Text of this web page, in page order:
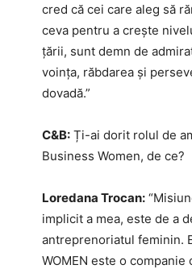
cred că cei care aleg să
ceva pentru a crește
țării, sunt demn de
voința, răbdarea și
dovadă.”
C&B: Ți-ai dorit rolul de
Business Women, de ce?
Loredana Trocan:
implicit a mea, este de a
antreprenoriatul feminin.
WOMEN este o